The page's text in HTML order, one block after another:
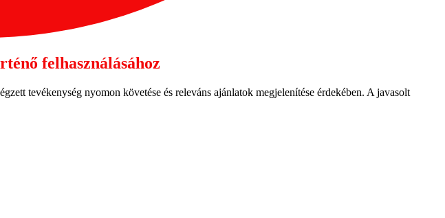
felhasználásához
tevékenység nyomon követése és releváns ajánlatok megjelenítése érdekében. A javasolt